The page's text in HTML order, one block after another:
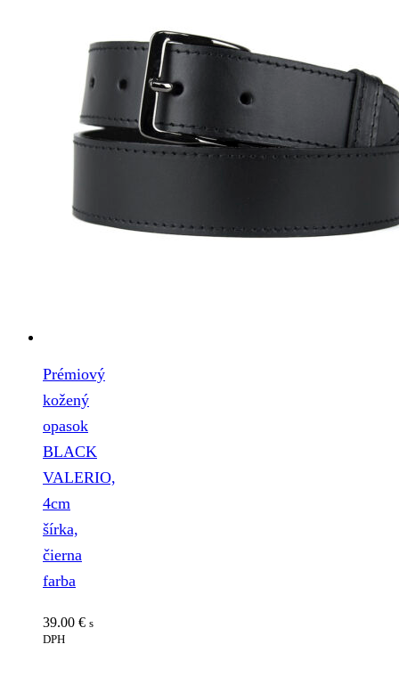
Prémiový
kožený
opasok
BLACK
VALERIO,
4cm
šírka,
čierna
farba
39.00 € s
DPH